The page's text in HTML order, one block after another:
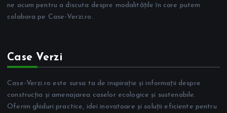
ne acum pentru a discuta despre modalitățile în care putem
colabora pe Case-Verzi.ro.
Case Verzi
Case-Verzi.ro este sursa ta de inspirație și informații despre
construcția și amenajarea caselor ecologice și sustenabile.
Oferim ghiduri practice, idei inovatoare și soluții eficiente pentru